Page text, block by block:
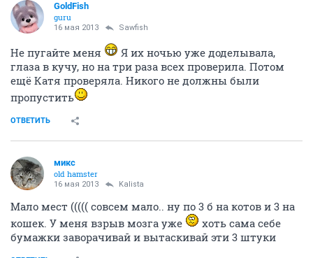
GoldFish
guru
16 мая 2013 Sawfish
Не пугайте меня
Я их ночью уже доделывала,
глаза в кучу, но на три раза всех проверила. Потом
ещё Катя проверяла. Никого не должны были
пропустить
ОТВЕТИТЬ
микс
old hamster
16 мая 2013 Kalista
Мало мест ((((( совсем мало.. ну по 3 б на котов и 3 на
кошек. У меня взрыв мозга уже
хоть сама себе
бумажки заворачивай и вытаскивай эти 3 штуки